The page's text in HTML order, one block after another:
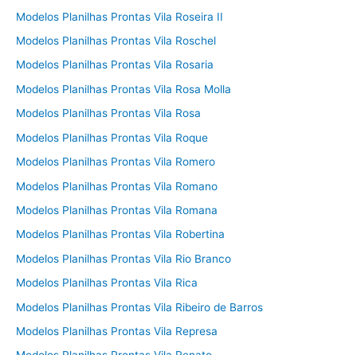
Modelos Planilhas Prontas Vila Roseira II
Modelos Planilhas Prontas Vila Roschel
Modelos Planilhas Prontas Vila Rosaria
Modelos Planilhas Prontas Vila Rosa Molla
Modelos Planilhas Prontas Vila Rosa
Modelos Planilhas Prontas Vila Roque
Modelos Planilhas Prontas Vila Romero
Modelos Planilhas Prontas Vila Romano
Modelos Planilhas Prontas Vila Romana
Modelos Planilhas Prontas Vila Robertina
Modelos Planilhas Prontas Vila Rio Branco
Modelos Planilhas Prontas Vila Rica
Modelos Planilhas Prontas Vila Ribeiro de Barros
Modelos Planilhas Prontas Vila Represa